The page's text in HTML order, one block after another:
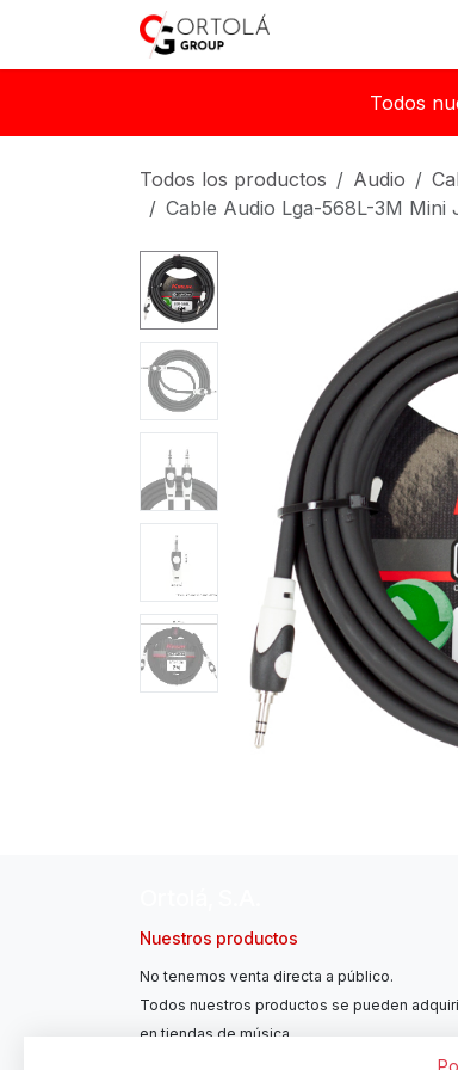
Todos
Todos los productos Audio
Cable Audio Lga-568L-3M
Nuestros productos
No tenemos venta directa a público.
Todos nuestros productos se pueden
en tiendas de música.